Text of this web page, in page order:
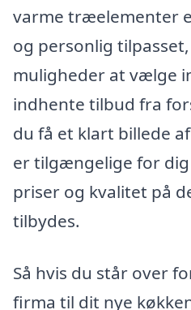
varme træelementer
og personlig
muligheder at vælge
indhente tilbud fra
du få et klart billede
er tilgængelige for
priser og kvalitet på
tilbydes.
Så hvis du står over
firma til dit nye